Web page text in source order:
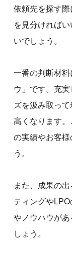
依頼先を探す
を見分ければ
いでしょう。
一番の判断材
ウ」です。充
ズを汲み取っ
高くなります
の実績やお客様
う。
また、成果の
ティングや
やノウハウが
しょう。